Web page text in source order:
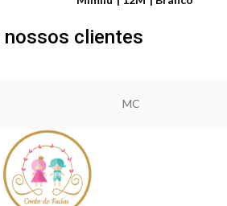
nossos clientes
MC